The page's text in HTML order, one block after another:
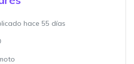
hace 55 días